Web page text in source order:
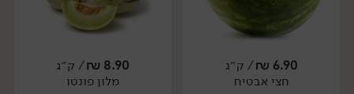
מארז יח׳
6.90
₪/ ק״ג
חצי אבטיח
8.90
₪/ ק״ג
מלון פונטו